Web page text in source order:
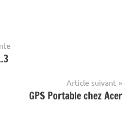
Article suivant
GPS Portable chez Acer